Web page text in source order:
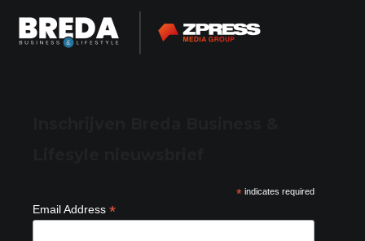
*indicates required
Email Address *